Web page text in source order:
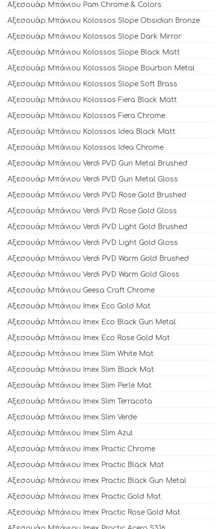
Αξεσουάρ Μπάνιου Pam Chrome & Colors
Αξεσουάρ Μπάνιου Kolossos Slope Obsidian Bronze
Αξεσουάρ Μπάνιου Kolossos Slope Dark Mirror
Αξεσουάρ Μπάνιου Kolossos Slope Black Matt
Αξεσουάρ Μπάνιου Kolossos Slope Bourbon Metal
Αξεσουάρ Μπάνιου Kolossos Slope Soft Brass
Αξεσουάρ Μπάνιου Kolossos Fiera Black Matt
Αξεσουάρ Μπάνιου Kolossos Fiera Chrome
Αξεσουάρ Μπάνιου Kolossos Idea Black Matt
Αξεσουάρ Μπάνιου Kolossos Idea Chrome
Αξεσουάρ Μπάνιου Verdi PVD Gun Metal Brushed
Αξεσουάρ Μπάνιου Verdi PVD Gun Metal Gloss
Αξεσουάρ Μπάνιου Verdi PVD Rose Gold Brushed
Αξεσουάρ Μπάνιου Verdi PVD Rose Gold Gloss
Αξεσουάρ Μπάνιου Verdi PVD Light Gold Brushed
Αξεσουάρ Μπάνιου Verdi PVD Light Gold Gloss
Αξεσουάρ Μπάνιου Verdi PVD Warm Gold Brushed
Αξεσουάρ Μπάνιου Verdi PVD Warm Gold Gloss
Αξεσουάρ Μπάνιου Geesa Craft Chrome
Αξεσουάρ Μπάνιου Imex Eco Gold Mat
Αξεσουάρ Μπάνιου Imex Eco Black Gun Metal
Αξεσουάρ Μπάνιου Imex Eco Rose Gold Mat
Αξεσουάρ Μπάνιου Imex Slim White Mat
Αξεσουάρ Μπάνιου Imex Slim Black Mat
Αξεσουάρ Μπάνιου Imex Slim Perle Mat
Αξεσουάρ Μπάνιου Imex Slim Terracota
Αξεσουάρ Μπάνιου Imex Slim Verde
Αξεσουάρ Μπάνιου Imex Slim Azul
Αξεσουάρ Μπάνιου Imex Practic Chrome
Αξεσουάρ Μπάνιου Imex Practic Black Mat
Αξεσουάρ Μπάνιου Imex Practic Black Gun Metal
Αξεσουάρ Μπάνιου Imex Practic Gold Mat
Αξεσουάρ Μπάνιου Imex Practic Rose Gold Mat